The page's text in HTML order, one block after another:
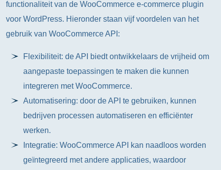
functionaliteit van de WooCommerce e-commerce plugin
voor WordPress. Hieronder staan vijf voordelen van het
gebruik van WooCommerce API:
Flexibiliteit: de API biedt ontwikkelaars de vrijheid om
aangepaste toepassingen te maken die kunnen
integreren met WooCommerce.
Automatisering: door de API te gebruiken, kunnen
bedrijven processen automatiseren en efficiënter
werken.
Integratie: WooCommerce API kan naadloos worden
geïntegreerd met andere applicaties, waardoor